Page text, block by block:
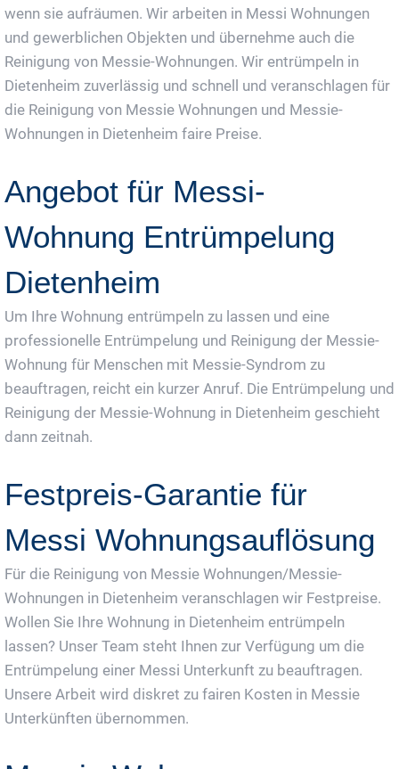
wenn sie aufräumen. Wir arbeiten in Messi Wohnungen
und gewerblichen Objekten und übernehme auch die
Reinigung von Messie-Wohnungen. Wir entrümpeln in
Dietenheim zuverlässig und schnell und veranschlagen für
die Reinigung von Messie Wohnungen und Messie-
Wohnungen in Dietenheim faire Preise.
Angebot für Messi-
Wohnung Entrümpelung
Dietenheim
Um Ihre Wohnung entrümpeln zu lassen und eine
professionelle Entrümpelung und Reinigung der Messie-
Wohnung für Menschen mit Messie-Syndrom zu
beauftragen, reicht ein kurzer Anruf. Die Entrümpelung und
Reinigung der Messie-Wohnung in Dietenheim geschieht
dann zeitnah.
Festpreis-Garantie für
Messi Wohnungsauflösung
Für die Reinigung von Messie Wohnungen/Messie-
Wohnungen in Dietenheim veranschlagen wir Festpreise.
Wollen Sie Ihre Wohnung in Dietenheim entrümpeln
lassen? Unser Team steht Ihnen zur Verfügung um die
Entrümpelung einer Messi Unterkunft zu beauftragen.
Unsere Arbeit wird diskret zu fairen Kosten in Messie
Unterkünften übernommen.